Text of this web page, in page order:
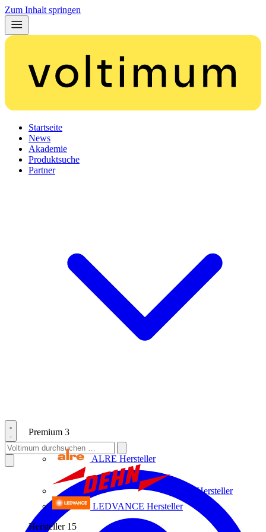
Zum Inhalt springen
Startseite
News
Akademie
Produktsuche
Partner
Premium 3
ALRE Hersteller
Hersteller
LEDVANCE Hersteller
Hersteller 15